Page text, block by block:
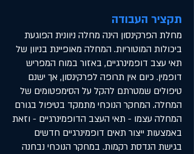
תקציר העבודה
מחלת הפרקינסון הינה מחלה ניוונית הפוגעת
ביכולות המוטוריות. המחלה מאופיינת בניוון של
תאי עצב דופמינרגיים, באזור במוח המפריש
דופמין. כיום אין תרופה לפרקינסון, אך ישנם
טיפולים שמטרתם להקל על הסימפטומים של
המחלה. המחקר הנוכחי מתמקד בטיפול בגורם
המחלה עצמו - תאי העצב הדופמינרגיים - וזאת
באמצעות ייצור תאים דופמינרגיים חדשים
בגישת הנדסת רקמות. במחקר הנוכחי נבחנה